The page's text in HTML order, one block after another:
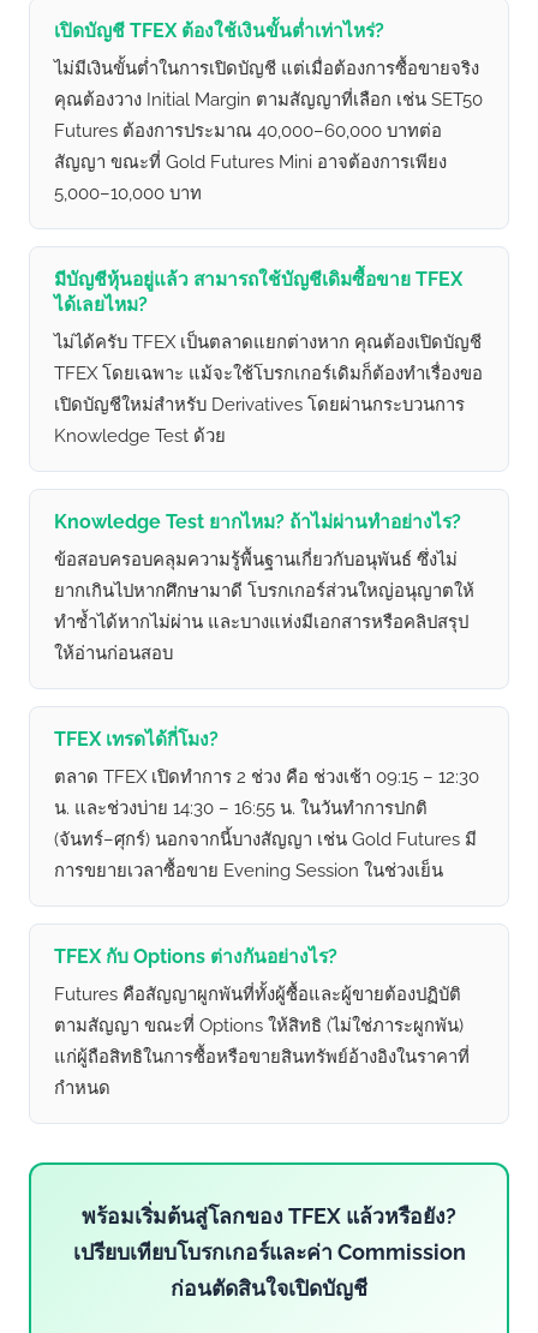
เปิดบัญชี TFEX ต้องใช้เงินขั้นต่ำเท่าไหร่?
ไม่มีเงินขั้นต่ำในการเปิดบัญชี แต่เมื่อต้องการซื้อขายจริง
คุณต้องวาง Initial Margin ตามสัญญาที่เลือก เช่น SET50
Futures ต้องการประมาณ 40,000–60,000 บาทต่อ
สัญญา ขณะที่ Gold Futures Mini อาจต้องการเพียง
5,000–10,000 บาท
มีบัญชีหุ้นอยู่แล้ว สามารถใช้บัญชีเดิมซื้อขาย TFEX
ได้เลยไหม?
ไม่ได้ครับ TFEX เป็นตลาดแยกต่างหาก คุณต้องเปิดบัญชี
TFEX โดยเฉพาะ แม้จะใช้โบรกเกอร์เดิมก็ต้องทำเรื่องขอ
เปิดบัญชีใหม่สำหรับ Derivatives โดยผ่านกระบวนการ
Knowledge Test ด้วย
Knowledge Test ยากไหม? ถ้าไม่ผ่านทำอย่างไร?
ข้อสอบครอบคลุมความรู้พื้นฐานเกี่ยวกับอนุพันธ์ ซึ่งไม่
ยากเกินไปหากศึกษามาดี โบรกเกอร์ส่วนใหญ่อนุญาตให้
ทำซ้ำได้หากไม่ผ่าน และบางแห่งมีเอกสารหรือคลิปสรุป
ให้อ่านก่อนสอบ
TFEX เทรดได้กี่โมง?
ตลาด TFEX เปิดทำการ 2 ช่วง คือ ช่วงเช้า 09:15 – 12:30
น. และช่วงบ่าย 14:30 – 16:55 น. ในวันทำการปกติ
(จันทร์–ศุกร์) นอกจากนี้บางสัญญา เช่น Gold Futures มี
การขยายเวลาซื้อขาย Evening Session ในช่วงเย็น
TFEX กับ Options ต่างกันอย่างไร?
Futures คือสัญญาผูกพันที่ทั้งผู้ซื้อและผู้ขายต้องปฏิบัติ
ตามสัญญา ขณะที่ Options ให้สิทธิ (ไม่ใช่ภาระผูกพัน)
แก่ผู้ถือสิทธิในการซื้อหรือขายสินทรัพย์อ้างอิงในราคาที่
กำหนด
พร้อมเริ่มต้นสู่โลกของ TFEX แล้วหรือยัง?
เปรียบเทียบโบรกเกอร์และค่า Commission
ก่อนตัดสินใจเปิดบัญชี